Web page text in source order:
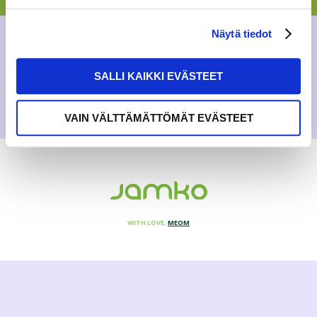
Näytä tiedot
SALLI KAIKKI EVÄSTEET
VAIN VÄLTTÄMÄTTÖMÄT EVÄSTEET
NEWS
WITH LOVE, MEOM